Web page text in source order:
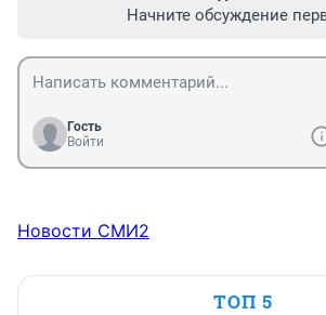
Начните обсуждение
Гость
Войти
Новости СМИ2
ТОП 5